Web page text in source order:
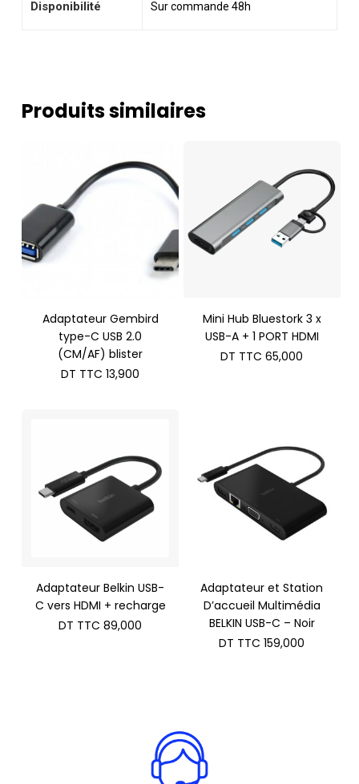
Disponibilité Sur commande 48h
Produits similaires
Adaptateur Gembird
type-C USB 2.0
(CM/AF) blister
DT TTC 13,900
Mini Hub Bluestork 3 x
USB-A + 1 PORT HDMI
DT TTC 65,000
Adaptateur Belkin USB-
C vers HDMI + recharge
DT TTC 89,000
Adaptateur et Station
D’accueil Multimédia
BELKIN USB-C – Noir
DT TTC 159,000